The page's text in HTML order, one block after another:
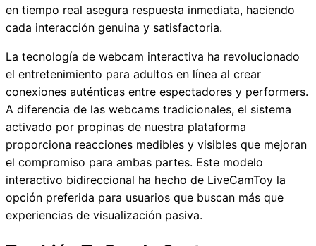
en tiempo real asegura respuesta inmediata, haciendo
cada interacción genuina y satisfactoria.
La tecnología de webcam interactiva ha revolucionado
el entretenimiento para adultos en línea al crear
conexiones auténticas entre espectadores y performers.
A diferencia de las webcams tradicionales, el sistema
activado por propinas de nuestra plataforma
proporciona reacciones medibles y visibles que mejoran
el compromiso para ambas partes. Este modelo
interactivo bidireccional ha hecho de LiveCamToy la
opción preferida para usuarios que buscan más que
experiencias de visualización pasiva.